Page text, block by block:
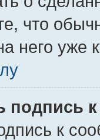
что
него уже
подпись
к